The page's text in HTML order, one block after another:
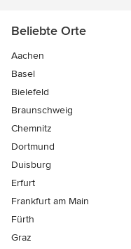
Beliebte Orte
Aachen
Basel
Bielefeld
Braunschweig
Chemnitz
Dortmund
Duisburg
Erfurt
Frankfurt am Main
Fürth
Graz